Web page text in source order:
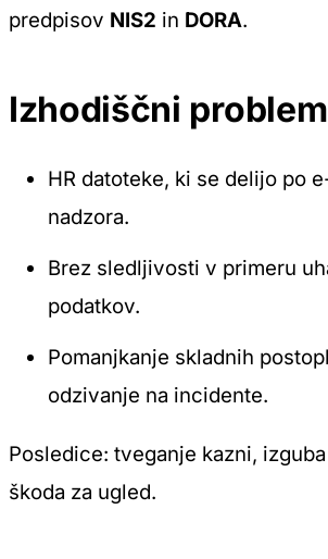
predpisov NIS2 in DORA.
Izhodiščni problem
HR datoteke, ki se delijo po
nadzora.
Brez sledljivosti v primeru
podatkov.
Pomanjkanje skladnih
odzivanje na incidente.
Posledice: tveganje kazni,
škoda za ugled.